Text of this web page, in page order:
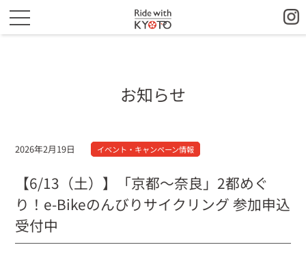
お知らせ
2026年2月19日 イベント・キャンペーン情報
【6/13（土）】「京都〜奈良」2都めぐ
り！e-Bikeのんびりサイクリング 参加申込
受付中